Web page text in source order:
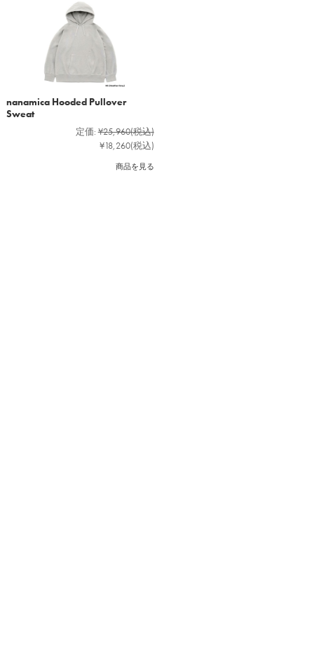
nanamica Hooded Pullover
Sweat
定価: ¥25,960(税込)
¥18,260(税込)
商品を見る